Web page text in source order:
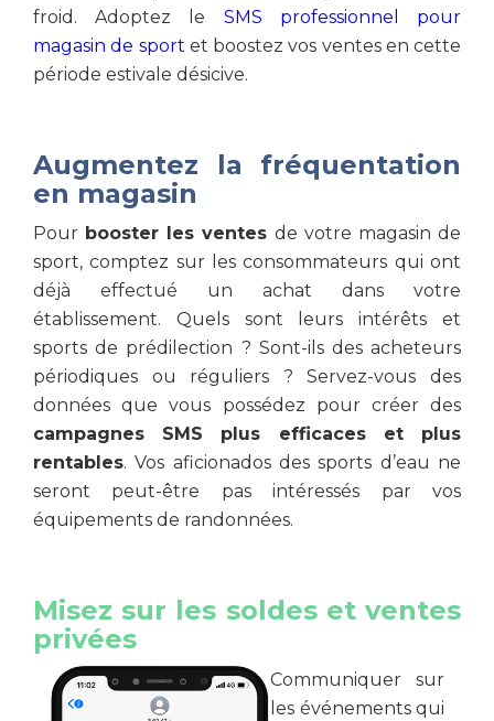
froid. Adoptez le SMS professionnel pour
magasin de sport et boostez vos ventes en cette
période estivale désicive.
Augmentez la fréquentation
en magasin
Pour booster les ventes de votre magasin de
sport, comptez sur les consommateurs qui ont
déjà effectué un achat dans votre
établissement. Quels sont leurs intérêts et
sports de prédilection ? Sont-ils des acheteurs
périodiques ou réguliers ? Servez-vous des
données que vous possédez pour créer des
campagnes SMS plus efficaces et plus
rentables. Vos aficionados des sports d’eau ne
seront peut-être pas intéressés par vos
équipements de randonnées.
Misez sur les soldes et ventes
privées
Communiquer sur
les événements qui